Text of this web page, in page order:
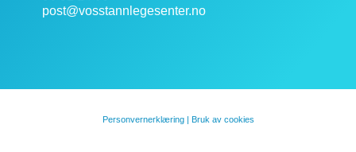
post@vosstannlegesenter.no
Personvernerklæring | Bruk av cookies